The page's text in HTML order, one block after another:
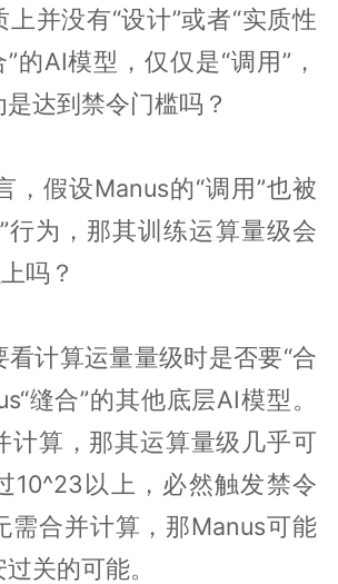
上并没有“设计”或者“实质性
的AI模型，仅仅是“调用”，
达到禁令门槛吗？
，假设Manus的“调用”也被
行为，那其训练运算量级会
吗？
看计算运量量级时是否要“合
缝合”的其他底层AI模型。
计算，那其运算量级几乎可
10^23以上，必然触发禁令
需合并计算，那Manus可能
关的可能。